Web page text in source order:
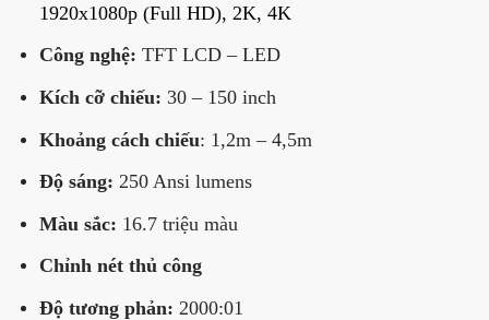
1920x1080p (Full HD), 2K, 4K
Công nghệ: TFT LCD – LED
Kích cỡ chiếu: 30 – 150 inch
Khoảng cách chiếu: 1,2m – 4,5m
Độ sáng: 250 Ansi lumens
Màu sắc: 16.7 triệu màu
Chỉnh nétthủ công
Độ tương phản: 2000:01